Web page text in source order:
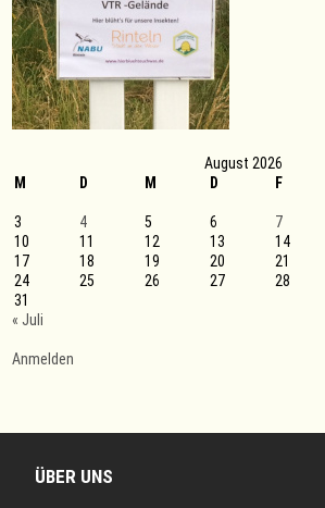
August 2026
M
D M D F
3
4 5 6 7
10
11 12 13 14
17
18 19 20 21
24
25 26 27 28
31
« Juli
Anmelden
ÜBER UNS